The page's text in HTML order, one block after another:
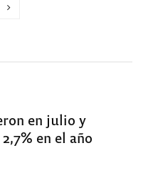
en julio y
en el año